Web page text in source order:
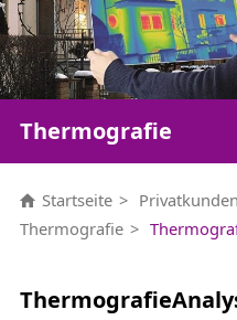
Thermografie
Startseite Privatkunden
Thermografie